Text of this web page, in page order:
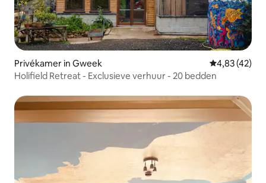
Privékamer in Gweek Gemiddelde
4,83 (42)
Holifield Retreat - Exclusieve verhuur - 20 bedden